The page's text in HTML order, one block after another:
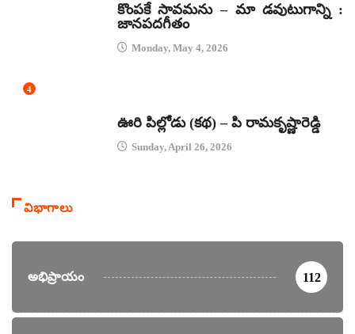
కొంపకే సావమను – మా డవుటుగాన్ని :
జానపదగీతం
Monday, May 4, 2026
4
ఊరి పిల్లోడు (కథ) – పి రామకృష్ణారెడ్డి
Sunday, April 26, 2026
విభాగాలు
అభిప్రాయం 112